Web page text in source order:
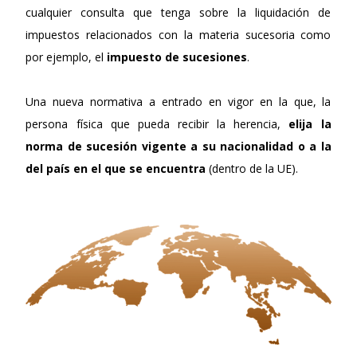
cualquier consulta que tenga sobre la liquidación de
impuestos relacionados con la materia sucesoria como
por ejemplo, el impuesto de sucesiones.
Una nueva normativa a entrado en vigor en la que, la
persona física que pueda recibir la herencia, elija la
norma de sucesión vigente a su nacionalidad o a la
del país en el que se encuentra (dentro de la UE).